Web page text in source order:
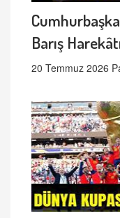
Barış
20 Temmuz 2026